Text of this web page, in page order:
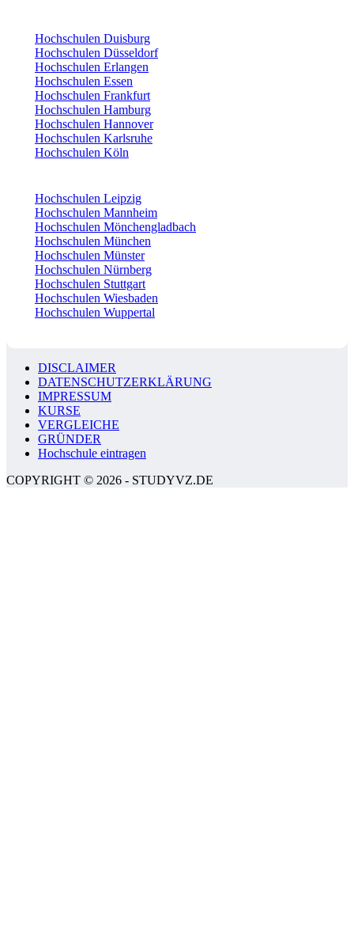
Hochschulen Duisburg
Hochschulen Düsseldorf
Hochschulen Erlangen
Hochschulen Essen
Hochschulen Frankfurt
Hochschulen Hamburg
Hochschulen Hannover
Hochschulen Karlsruhe
Hochschulen Köln
Hochschulen Leipzig
Hochschulen Mannheim
Hochschulen Mönchengladbach
Hochschulen München
Hochschulen Münster
Hochschulen Nürnberg
Hochschulen Stuttgart
Hochschulen Wiesbaden
Hochschulen Wuppertal
DISCLAIMER
DATENSCHUTZERKLÄRUNG
IMPRESSUM
KURSE
VERGLEICHE
GRÜNDER
Hochschule eintragen
COPYRIGHT © 2026 - STUDYVZ.DE